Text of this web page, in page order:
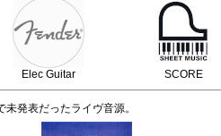
Elec Guitar SCORE
発表だったライヴ音源。